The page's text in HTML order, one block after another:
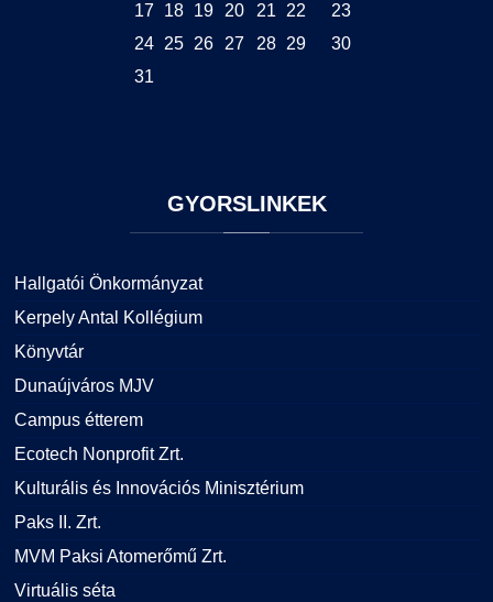
17
18 19 20 21 22
23
24 25 26 27 28 29
30
31
GYORSLINKEK
Hallgatói Önkormányzat
Kerpely Antal Kollégium
Könyvtár
Dunaújváros MJV
Campus étterem
Ecotech Nonprofit Zrt.
Kulturális és Innovációs Minisztérium
Paks II. Zrt.
MVM Paksi Atomerőmű Zrt.
Virtuális séta